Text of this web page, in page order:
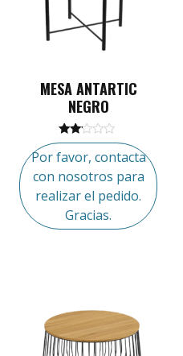
MESA ANTARTIC
NEGRO
Valorado
en
de 5
Por favor, contacta
con nosotros para
realizar el pedido.
Gracias.